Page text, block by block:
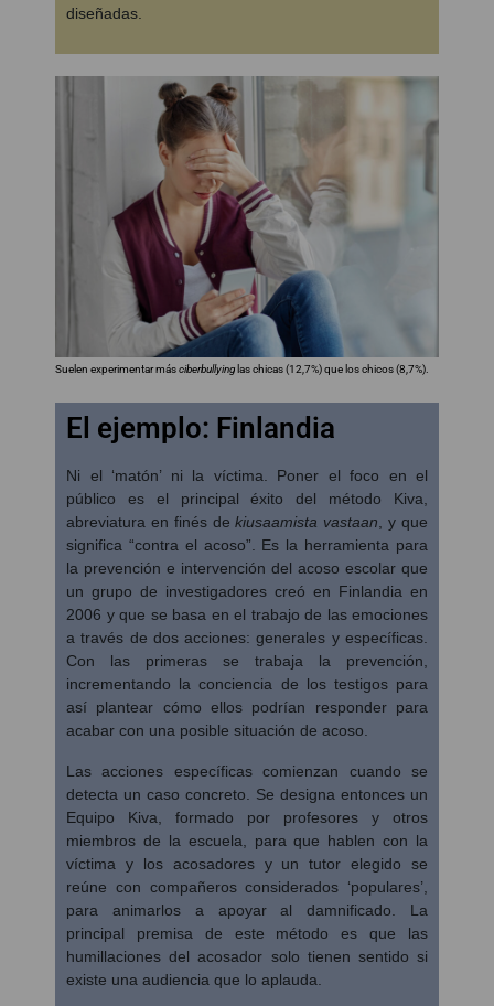
diseñadas.
Suelen experimentar másciberbullying las chicas (12,7%) que los chicos (8,7%).
El ejemplo: Finlandia
Ni el ‘matón’ ni la víctima. Poner el foco en el
público es el principal éxito del método Kiva,
abreviatura en finés dekiusaamista vastaan , y que
significa “contra el acoso”. Es la herramienta para
la prevención e intervención del acoso escolar que
un grupo de investigadores creó en Finlandia en
2006 y que se basa en el trabajo de las emociones
a través de dos acciones: generales y específicas.
Con las primeras se trabaja la prevención,
incrementando la conciencia de los testigos para
así plantear cómo ellos podrían responder para
acabar con una posible situación de acoso.
Las acciones específicas comienzan cuando se
detecta un caso concreto. Se designa entonces un
Equipo Kiva, formado por profesores y otros
miembros de la escuela, para que hablen con la
víctima y los acosadores y un tutor elegido se
reúne con compañeros considerados ‘populares’,
para animarlos a apoyar al damnificado. La
principal premisa de este método es que las
humillaciones del acosador solo tienen sentido si
existe una audiencia que lo aplauda.